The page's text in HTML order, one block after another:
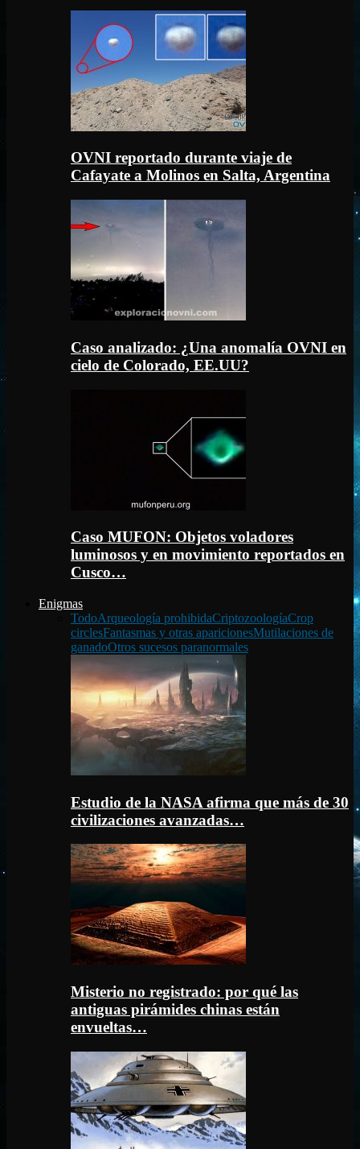
OVNI reportado durante viaje de
Cafayate a Molinos en Salta, Argentina
Caso analizado: ¿Una anomalía OVNI en
cielo de Colorado, EE.UU?
Caso MUFON: Objetos voladores
luminosos y en movimiento reportados en
Cusco…
Enigmas
TodoArqueología prohibidaCriptozoologíaCrop
circlesFantasmas y otras aparicionesMutilaciones de
ganadoOtros sucesos paranormales
Estudio de la NASA afirma que más de 30
civilizaciones avanzadas…
Misterio no registrado: por qué las
antiguas pirámides chinas están
envueltas…